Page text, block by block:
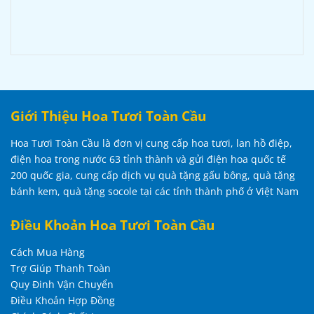
Giới Thiệu Hoa Tươi Toàn Cầu
Hoa Tươi Toàn Cầu là đơn vị cung cấp hoa tươi, lan hồ điệp,
điện hoa trong nước 63 tỉnh thành và gửi điện hoa quốc tế
200 quốc gia, cung cấp dịch vụ quà tặng gấu bông, quà tặng
bánh kem, quà tặng socole tại các tỉnh thành phố ở Việt Nam
Điều Khoản Hoa Tươi Toàn Cầu
Cách Mua Hàng
Trợ Giúp Thanh Toàn
Quy Đinh Vận Chuyển
Điều Khoản Hợp Đồng